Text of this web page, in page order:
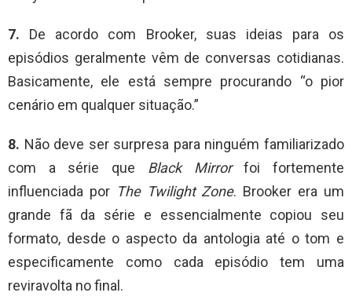
7. De acordo com Brooker, suas ideias para os
episódios geralmente vêm de conversas cotidianas.
Basicamente, ele está sempre procurando “o pior
cenário em qualquer situação.”
8. Não deve ser surpresa para ninguém familiarizado
com a série que Black Mirrorfoi fortemente
influenciada por The Twilight Zone. Brooker era um
grande fã da série e essencialmente copiou seu
formato, desde o aspecto da antologia até o tom e
especificamente como cada episódio tem uma
reviravolta no final.